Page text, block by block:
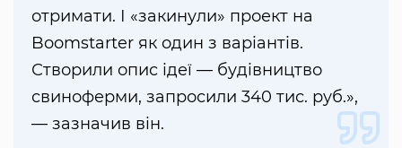
отримати. І «закинули» проект на
Boomstarter як один з варіантів.
Створили опис ідеї — будівництво
свиноферми, запросили 340 тис. руб.»,
— зазначив він.